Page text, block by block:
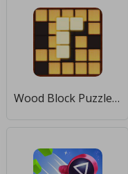
Wood Block Puzzle - Wood crush [Много денег]